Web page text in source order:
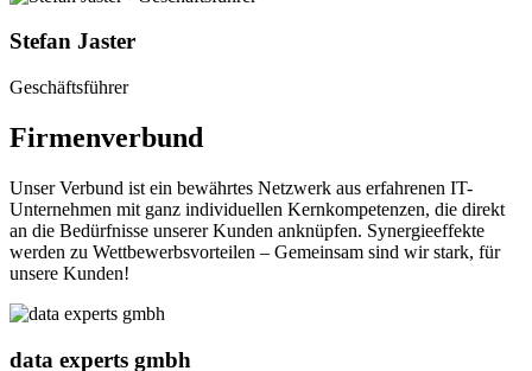
Stefan Jaster
Geschäftsführer
Firmenverbund
Unser Verbund ist ein bewährtes Netzwerk aus erfahrenen IT-
Unternehmen mit ganz individuellen Kernkompetenzen, die direkt
an die Bedürfnisse unserer Kunden anknüpfen. Synergieeffekte
werden zu Wettbewerbsvorteilen – Gemeinsam sind wir stark, für
unsere Kunden!
data experts gmbh